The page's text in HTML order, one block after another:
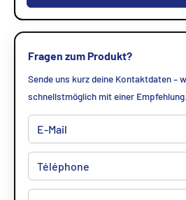
Fragen zum Produkt?
Sende uns kurz deine Kontaktdaten –
schnellstmöglich mit einer Empfehlung.